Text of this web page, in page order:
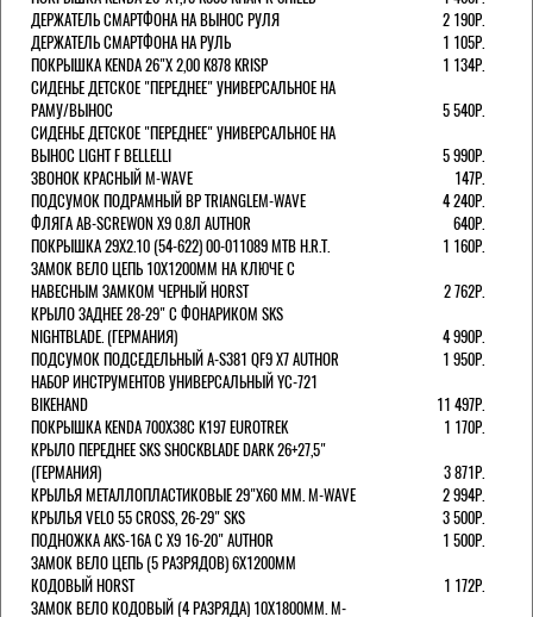
ДЕРЖАТЕЛЬ СМАРТФОНА НА ВЫНОС РУЛЯ
2 190Р.
ДЕРЖАТЕЛЬ СМАРТФОНА НА РУЛЬ
1 105Р.
ПОКРЫШКА KENDA 26"Х 2,00 K878 KRISP
1 134Р.
СИДЕНЬЕ ДЕТСКОЕ "ПЕРЕДНЕЕ" УНИВЕРСАЛЬНОЕ НА
РАМУ/ВЫНОС
5 540Р.
СИДЕНЬЕ ДЕТСКОЕ "ПЕРЕДНЕЕ" УНИВЕРСАЛЬНОЕ НА
ВЫНОС LIGHT F BELLELLI
5 990Р.
ЗВОНОК КРАСНЫЙ M-WAVE
147Р.
ПОДСУМОК ПОДРАМНЫЙ BP TRIANGLEM-WAVE
4 240Р.
ФЛЯГА AB-SCREWON X9 0.8Л AUTHOR
640Р.
ПОКРЫШКА 29X2.10 (54-622) 00-011089 MTB H.R.T.
1 160Р.
ЗАМОК ВЕЛО ЦЕПЬ 10Х1200ММ НА КЛЮЧЕ С
НАВЕСНЫМ ЗАМКОМ ЧЕРНЫЙ HORST
2 762Р.
КРЫЛО ЗАДНЕЕ 28-29" С ФОНАРИКОМ SKS
NIGHTBLADE. (ГЕРМАНИЯ)
4 990Р.
ПОДСУМОК ПОДСЕДЕЛЬНЫЙ A-S381 QF9 X7 AUTHOR
1 950Р.
НАБОР ИНСТРУМЕНТОВ УНИВЕРСАЛЬНЫЙ YC-721
BIKEHAND
11 497Р.
ПОКРЫШКА KENDA 700Х38С K197 EUROTREK
1 170Р.
КРЫЛО ПЕРЕДНЕЕ SKS SHOCKBLADE DARK 26+27,5"
(ГЕРМАНИЯ)
3 871Р.
КРЫЛЬЯ МЕТАЛЛОПЛАСТИКОВЫЕ 29"Х60 ММ. M-WAVE
2 994Р.
КРЫЛЬЯ VELO 55 CROSS, 26-29" SKS
3 500Р.
ПОДНОЖКА AKS-16A C X9 16-20" AUTHOR
1 500Р.
ЗАМОК ВЕЛО ЦЕПЬ (5 РАЗРЯДОВ) 6Х1200ММ
КОДОВЫЙ HORST
1 172Р.
ЗАМОК ВЕЛО КОДОВЫЙ (4 РАЗРЯДА) 10Х1800ММ. M-